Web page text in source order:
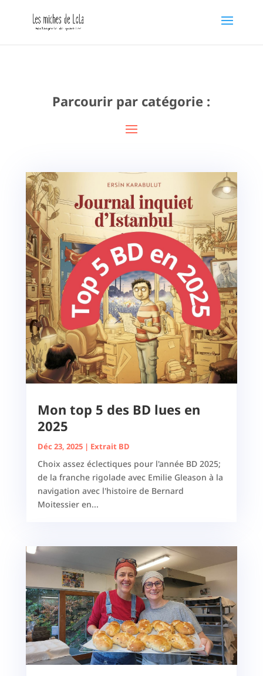
Parcourir par catégorie :
Mon top 5 des BD lues en
2025
Déc 23, 2025| Extrait BD
Choix assez éclectiques pour l'année BD 2025;
de la franche rigolade avec Emilie Gleason à la
navigation avec l'histoire de Bernard
Moitessier en...